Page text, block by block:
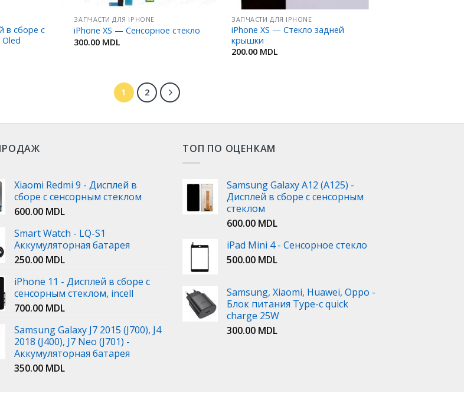
в сборе с
ЗАПЧАСТИ ДЛЯ IPHONE
iPhone XS — Сенсорное стекло
300.00 MDL
ЗАПЧАСТИ ДЛЯ IPHONE
iPhone XS — Стекло задней
крышки
200.00 MDL
1 2
Xiaomi Redmi 9 - Дисплей в
сборе с сенсорным стеклом
600.00 MDL
Smart Watch - LQ-S1
Аккумуляторная батарея
250.00 MDL
iPhone 11 - Дисплей в сборе с
сенсорным стеклом, incell
700.00 MDL
Samsung Galaxy J7 2015 (J700), J4
2018 (J400), J7 Neo (J701) -
Аккумуляторная батарея
350.00 MDL
ТОП ПО ОЦЕНКАМ
Samsung Galaxy A12 (A125) -
Дисплей в сборе с сенсорным
стеклом
600.00 MDL
iPad Mini 4 - Сенсорное стекло
500.00 MDL
Samsung, Xiaomi, Huawei, Oppo -
Блок питания Type-c quick
charge 25W
300.00 MDL